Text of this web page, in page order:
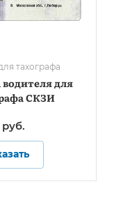
тахографа
водителя для
СКЗИ